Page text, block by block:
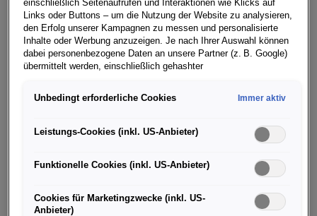
„Herzlichen Glückwunsch an das Team Audi Sport zum
Sieg bei der Rallye Dakar“, sagt Gernot Döllner,
Vorstandsvorsitzender der AUDI AG. „Audi hat damit
einmal mehr einen Meilenstein im Motorsport gesetzt.
Mit einem elektrifizierten Antrieb die härteste
Vorsprung durch Technik und weist den Weg in unsere
Allradantrieb. Die Energieversorgung stellen eine
reststoffbasiertem reFuel betrieben wird und so 60
einschließlich Seitenaufrufen und Interaktionen wie Klicks auf
Links oder Buttons – um die Nutzung der Website zu analysieren,
den Erfolg unserer Kampagnen zu messen und personalisierte
Inhalte oder Werbung anzuzeigen. Je nach Ihrer Auswahl können
dabei personenbezogene Daten an unsere Partner (z. B. Google)
übermittelt werden, einschließlich gehashter
(z. B. E Mail Adresse oder Telefonnummer).
Dienste der Google Ireland Ltd., die personenbezogene Daten an
die Google LLC in den USA weiterleiten kann. In den USA besteht
und eingeschränkte Rechtsschutzmöglichkeiten können nicht
von Standardvertragsklauseln der Europäischen Kommission.
Unbedingt erforderliche Cookies Immer aktiv
Leistungs-Cookies (inkl. US-Anbieter)
Funktionelle Cookies (inkl. US-Anbieter)
Cookies für Marketingzwecke (inkl. US-
Anbieter)